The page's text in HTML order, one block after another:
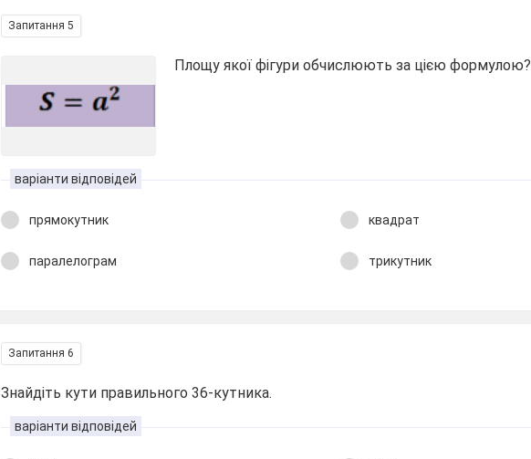
Запитання 5
Площу якої фігури обчислюють за цією формулою?
варіанти відповідей
прямокутник квадрат
паралелограм трикутник
Запитання 6
Знайдіть кути правильного 36-кутника.
варіанти відповідей